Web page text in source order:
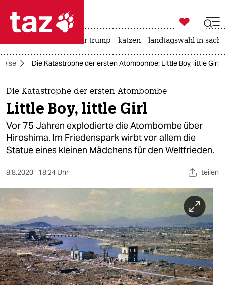
 taz zahl ich
taz zahl ich
themen
politik
öko
sport
berlin
nord
wahrheit

taz zahl ich
usa unter trump katzen landtagswahl in
Die Katastrophe der ersten Atombombe: Little Boy, little Girl
Die Katastrophe der ersten Atombombe
Little Boy, little Girl
Vor 75 Jahren explodierte die Atombombe über
Hiroshima. Im Friedenspark wirbt vor allem die
Statue eines kleinen Mädchens für den Weltfrieden.
8.8.2020 18:24 Uhr teilen